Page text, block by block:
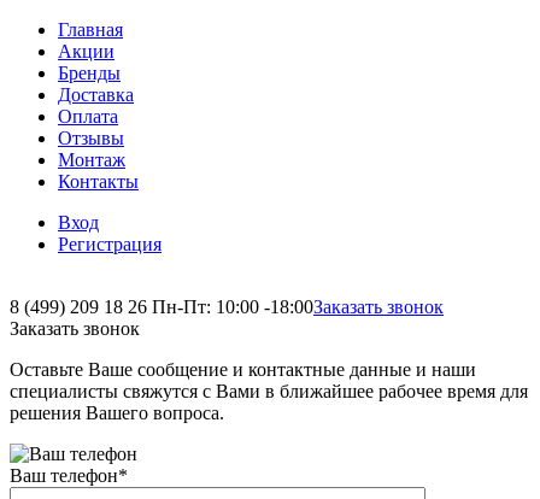
Главная
Акции
Бренды
Доставка
Оплата
Отзывы
Монтаж
Контакты
Вход
Регистрация
8 (499) 209 18 26 Пн-Пт: 10:00 -18:00Заказать звонок
Заказать звонок
Оставьте Ваше сообщение и контактные данные и наши
специалисты свяжутся с Вами в ближайшее рабочее время для
решения Вашего вопроса.
Ваш телефон*